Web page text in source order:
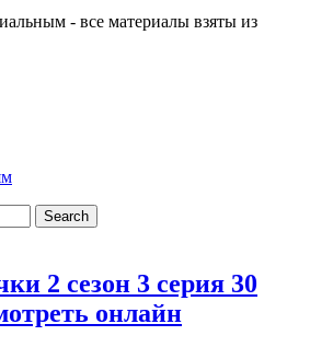
- все материалы взяты из
2 сезон 3 серия 30
онлайн